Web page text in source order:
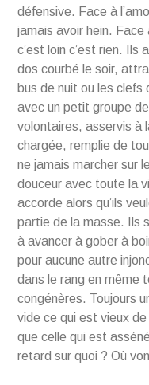
défensive. Face à
jamais avoir hein. Face
c’est loin c’est rien.
dos courbé le soir,
bus de nuit ou les clefs
avec un petit groupe
volontaires, asservis à
chargée, remplie de
ne jamais marcher sur
douceur avec toute la
accorde alors qu’ils
partie de la masse. Ils
à avancer à gober à
pour aucune autre
dans le rang en même
congénères. Toujours
vide ce qui est vieux de
que celle qui est
retard sur quoi ? Où